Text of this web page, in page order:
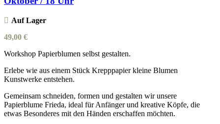
Auf Lager
49,00 €
Workshop Papierblumen selbst gestalten.
Erlebe wie aus einem Stück Krepppapier kleine Blumen
Kunstwerke entstehen.
Gemeinsam schneiden, formen und gestalten wir unsere
Papierblume Frieda, ideal für Anfänger und kreative Köpfe, die
etwas Besonderes mit den Händen erschaffen möchten.